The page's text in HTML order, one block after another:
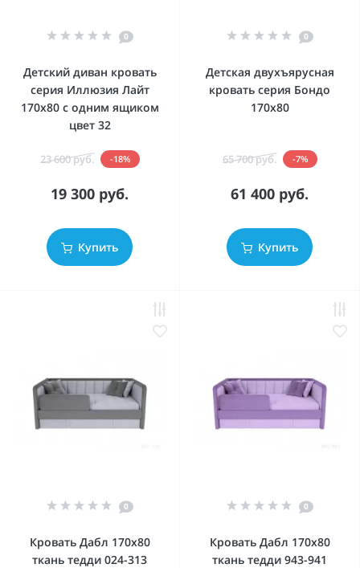
0
Детский диван кровать
серия Иллюзия Лайт
170x80 с одним ящиком
цвет 32
23 600 руб. -18%
19 300 руб.
Купить
0
Детская двухъярусная
кровать серия Бондо
170х80
65 700 руб. -7%
61 400 руб.
Купить
0
Кровать Дабл 170х80
ткань тедди 024-313
0
Кровать Дабл 170х80
ткань тедди 943-941